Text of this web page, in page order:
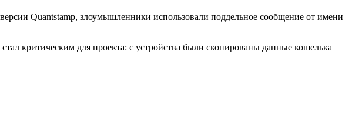
Quantstamp, злоумышленники использовали поддельное сообщение от имени
критическим для проекта: с устройства были скопированы данные кошелька